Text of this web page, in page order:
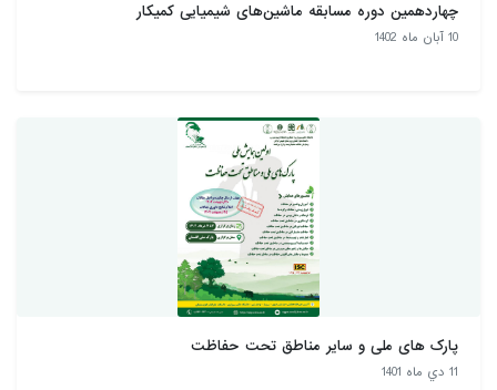
چهاردهمین دوره مسابقه ماشین‌های شیمیایی کمیکار
10 آبان ماه 1402
پارک های ملی و سایر مناطق تحت حفاظت
11 دي ماه 1401